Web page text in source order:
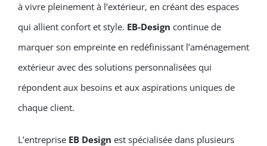
à vivre pleinement à l’extérieur, en créant des espaces
qui allient confort et style. EB-Design continue de
marquer son empreinte en redéfinissant l’aménagement
extérieur avec des solutions personnalisées qui
répondent aux besoins et aux aspirations uniques de
chaque client.
L’entreprise EB Design est spécialisée dans plusieurs